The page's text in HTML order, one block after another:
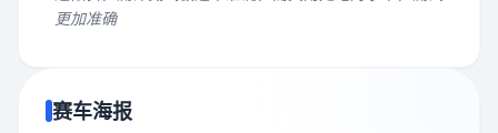
更加准确
赛车海报